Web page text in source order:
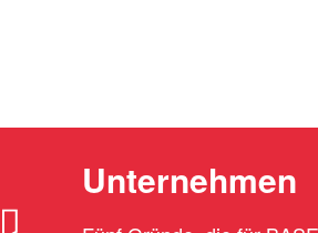
Unternehmen